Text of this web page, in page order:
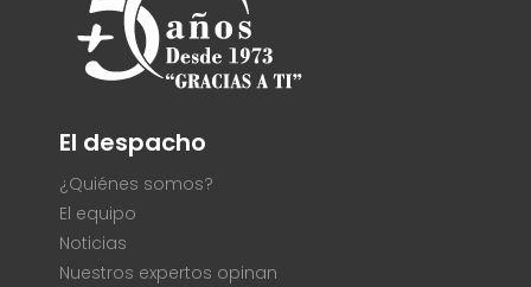
El despacho
¿Quiénes somos?
El equipo
Noticias
Nuestros expertos opinan